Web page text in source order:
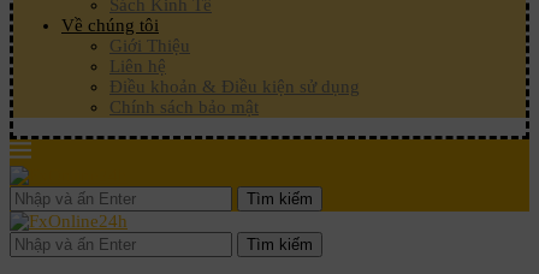
Sách Kinh Tế
Về chúng tôi
Giới Thiệu
Liên hệ
Điều khoản & Điều kiện sử dụng
Chính sách bảo mật
Tìm kiếm
Tìm kiếm